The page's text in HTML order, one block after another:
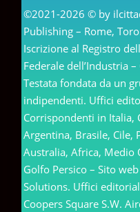
©2021-2026 © by
Publishing – Rome,
Iscrizione al Registro
Federale dell’Industria
Testata fondata da un
indipendenti. Uffici
Corrispondenti in Italia,
Argentina, Brasile, Cile,
Australia, Africa, Medio
Golfo Persico – Sito
Solutions. Uffici
Coopers Square S.W.